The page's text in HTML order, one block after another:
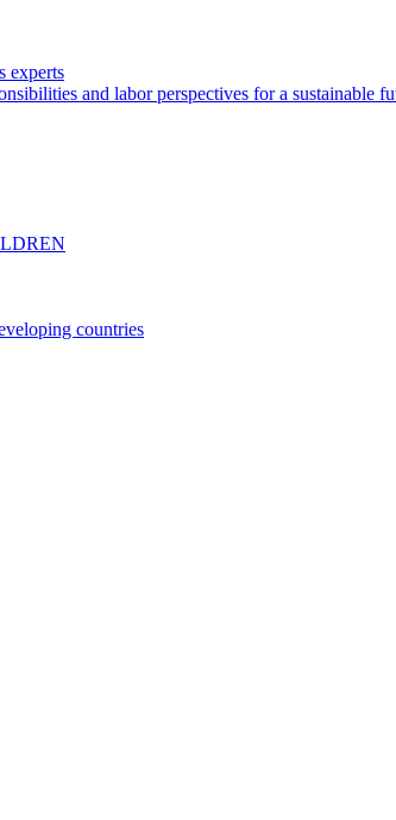
experts
and labor perspectives for a sustainable
countries